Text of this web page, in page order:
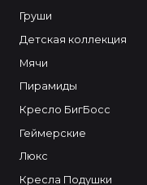
Груши
Детская коллекция
Мячи
Пирамиды
Кресло БигБосс
Геймерские
Люкс
Кресла Подушки